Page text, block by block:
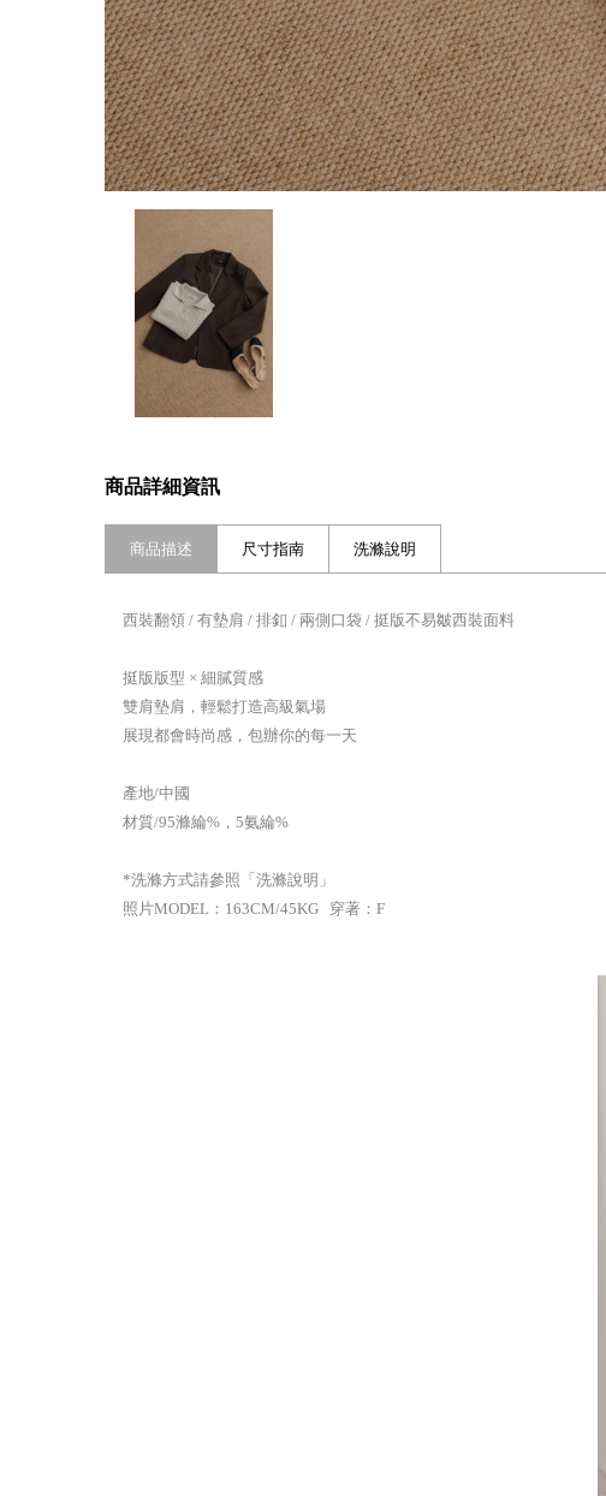
商品詳細資訊
商品描述 尺寸指南 洗滌說明
西裝翻領 / 有墊肩 / 排釦 / 兩側口袋 / 挺版不易皺西裝面料
挺版版型 × 細膩質感
雙肩墊肩，輕鬆打造高級氣場
展現都會時尚感，包辦你的每一天
產地/中國
材質/95滌綸%，5氨綸%
*洗滌方式請參照「洗滌說明」
照片MODEL：163CM/45KG 穿著：F